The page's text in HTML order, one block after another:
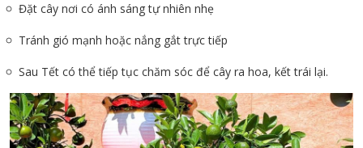
Đặt cây nơi có ánh sáng tự nhiên nhẹ
Tránh gió mạnh hoặc nắng gắt trực tiếp
Sau Tết có thể tiếp tục chăm sóc để cây ra hoa, kết trái lại.